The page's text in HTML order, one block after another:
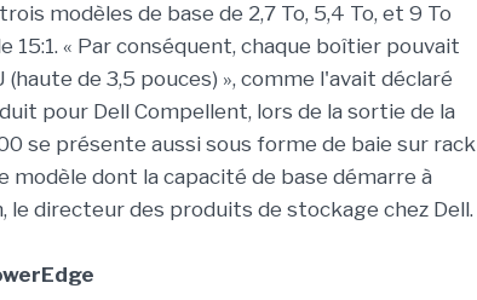
modèles de base de 2,7 To, 5,4 To, et 9 To
15:1. « Par conséquent, chaque boîtier pouvait
de 3,5 pouces) », comme l'avait déclaré
pour Dell Compellent, lors de la sortie de la
se présente aussi sous forme de baie sur rack
dont la capacité de base démarre à
le directeur des produits de stockage chez Dell.